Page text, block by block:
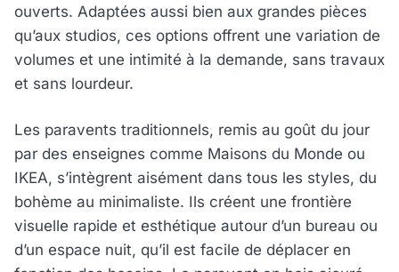
ouverts. Adaptées aussi bien aux grandes pièces
qu’aux studios, ces options offrent une variation de
volumes et une intimité à la demande, sans travaux
et sans lourdeur.
Les paravents traditionnels, remis au goût du jour
par des enseignes comme Maisons du Monde ou
IKEA, s’intègrent aisément dans tous les styles, du
bohème au minimaliste. Ils créent une frontière
visuelle rapide et esthétique autour d’un bureau ou
d’un espace nuit, qu’il est facile de déplacer en